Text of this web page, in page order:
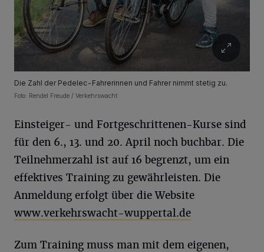
Die Zahl der Pedelec-Fahrerinnen und Fahrer nimmt stetig zu.
Foto: Rendel Freude / Verkehrswacht
Einsteiger- und Fortgeschrittenen-Kurse sind
für den 6., 13. und 20. April noch buchbar. Die
Teilnehmerzahl ist auf 16 begrenzt, um ein
effektives Training zu gewährleisten. Die
Anmeldung erfolgt über die Website
www.verkehrswacht-wuppertal.de
Zum Training muss man mit dem eigenen,